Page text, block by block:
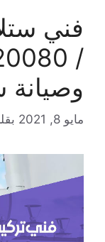
فني
وصيانة
مايو 8, 2021